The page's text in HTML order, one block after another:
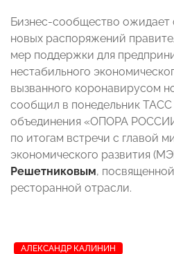
Бизнес-сообщество ожидает
новых распоряжений
мер поддержки для
нестабильного
вызванного коронавирусом
сообщил в понедельник ТАСС
объединения «ОПОРА
по итогам встречи с главой
экономического развития
Решетниковым,
ресторанной отрасли.
АЛЕКСАНДР КАЛИНИН